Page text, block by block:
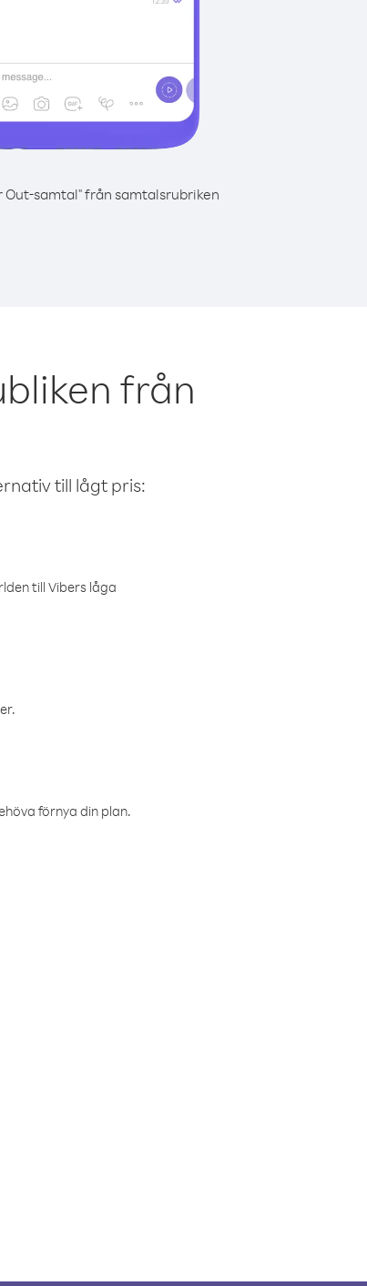
Out-samtal" från samtalsrubriken
från
till lågt pris:
till Vibers låga
förnya din plan.